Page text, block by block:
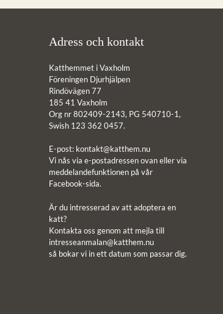
Adress och kontakt
Katthemmet i Vaxholm
Föreningen Djurhjälpen
Rindövägen 77
185 41 Vaxholm
Org nr 802409-2143, PG 540710-1,
Swish 123 362 0457.
E-post: kontakt@katthem.nu
Vi nås via e-postadressen ovan eller via
meddelandefunktionen på vår
Facebook-sida.
Är du intresserad av att adoptera en
katt?
Kontakta oss genom att mejla till
intresseanmalan@katthem.nu
så bokar vi in ett datum som passar dig.